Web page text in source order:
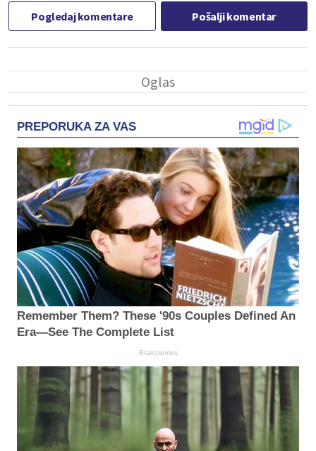
Pogledaj komentare Pošalji komentar
PREPORUKA ZA VAS
Remember Them? These '90s Couples Defined An
Era—See The Complete List
Brainberries